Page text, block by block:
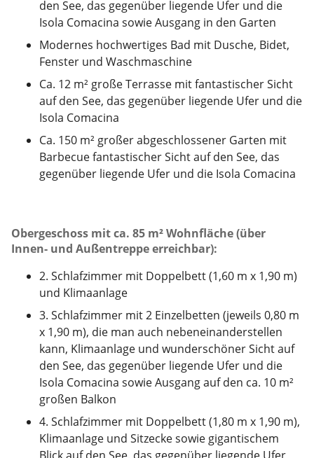
den See, das gegenüber liegende Ufer und die
Isola Comacina sowie Ausgang in den Garten
Modernes hochwertiges Bad mit Dusche, Bidet,
Fenster und Waschmaschine
Ca. 12 m² große Terrasse mit fantastischer Sicht
auf den See, das gegenüber liegende Ufer und die
Isola Comacina
Ca. 150 m² großer abgeschlossener Garten mit
Barbecue fantastischer Sicht auf den See, das
gegenüber liegende Ufer und die Isola Comacina
Obergeschoss mit ca. 85 m² Wohnfläche (über
Innen- und Außentreppe erreichbar):
2. Schlafzimmer mit Doppelbett (1,60 m x 1,90 m)
und Klimaanlage
3. Schlafzimmer mit 2 Einzelbetten (jeweils 0,80 m
x 1,90 m), die man auch nebeneinanderstellen
kann, Klimaanlage und wunderschöner Sicht auf
den See, das gegenüber liegende Ufer und die
Isola Comacina sowie Ausgang auf den ca. 10 m²
großen Balkon
4. Schlafzimmer mit Doppelbett (1,80 m x 1,90 m),
Klimaanlage und Sitzecke sowie gigantischem